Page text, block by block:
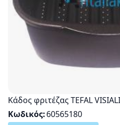
Κάδος φριτέζας TEFAL
Κωδικός 60565180